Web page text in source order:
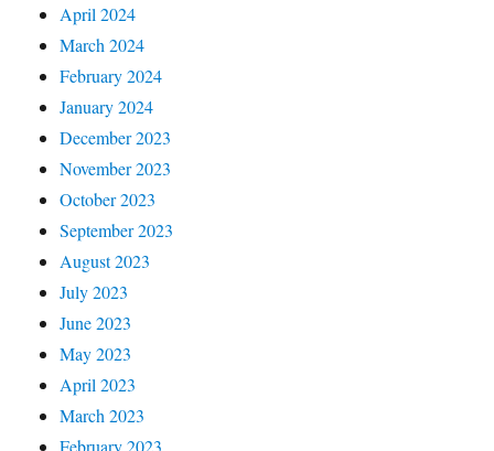
April 2024
March 2024
February 2024
January 2024
December 2023
November 2023
October 2023
September 2023
August 2023
July 2023
June 2023
May 2023
April 2023
March 2023
February 2023